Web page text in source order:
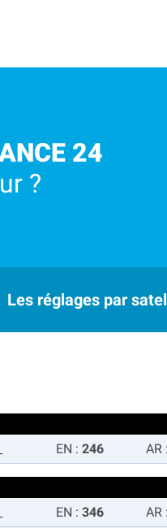
24
?
Les réglages par
EN : 246 AR :
EN : 346 AR :